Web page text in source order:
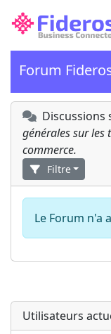
Forum
Discussions
générales sur les
commerce.
Filtre
Le Forum n'a
Utilisateurs